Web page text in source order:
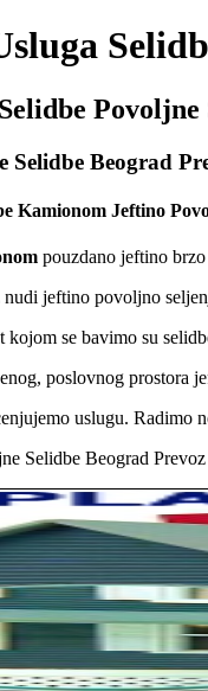
Povoljne
Selidbe Beograd
Kamionom Jeftino
pouzdano jeftino
jeftino povoljno
se bavimo su
poslovnog prostora
uslugu.